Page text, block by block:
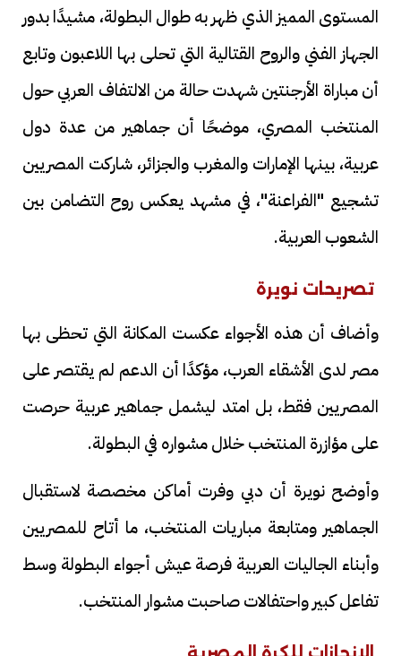
المستوى المميز الذي ظهر به طوال البطولة، مشيدًا بدور
الجهاز الفني والروح القتالية التي تحلى بها اللاعبون وتابع
أن مباراة الأرجنتين شهدت حالة من الالتفاف العربي حول
المنتخب المصري، موضحًا أن جماهير من عدة دول
عربية، بينها الإمارات والمغرب والجزائر، شاركت المصريين
تشجيع "الفراعنة"، في مشهد يعكس روح التضامن بين
الشعوب العربية.
تصريحات نويرة
وأضاف أن هذه الأجواء عكست المكانة التي تحظى بها
مصر لدى الأشقاء العرب، مؤكدًا أن الدعم لم يقتصر على
المصريين فقط، بل امتد ليشمل جماهير عربية حرصت
على مؤازرة المنتخب خلال مشواره في البطولة.
وأوضح نويرة أن دبي وفرت أماكن مخصصة لاستقبال
الجماهير ومتابعة مباريات المنتخب، ما أتاح للمصريين
وأبناء الجاليات العربية فرصة عيش أجواء البطولة وسط
تفاعل كبير واحتفالات صاحبت مشوار المنتخب.